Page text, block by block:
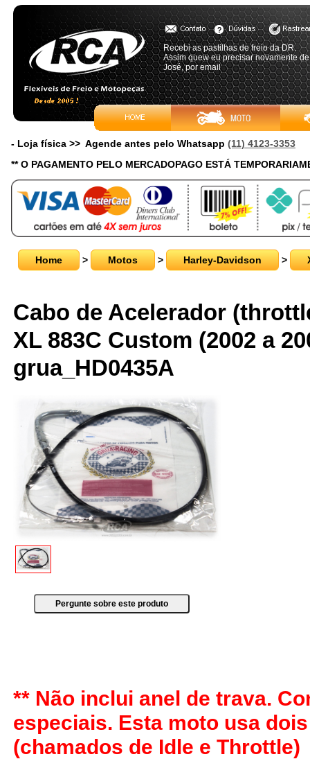
Recebi as pastilhas de freio da DR.
Assim quew eu precisar novamente
José, por email
- Loja física >> Agende antes pelo Whatsapp (11) 4123-3353
** O PAGAMENTO PELO MERCADOPAGO ESTÁ
Home > Motos > Harley-Davidson >
Cabo de Acelerador
XL 883C Custom (2002 a
grua_HD0435A
** Não inclui anel de trava.
especiais. Esta moto usa
(chamados de Idle e Throttle)